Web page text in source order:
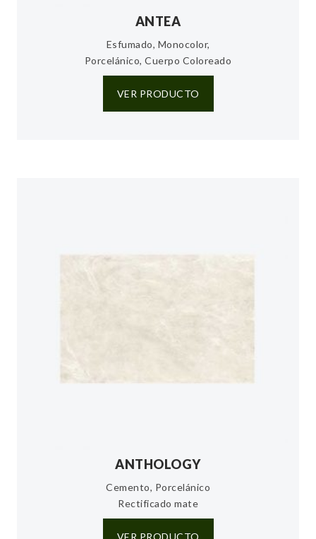
ANTEA
Esfumado, Monocolor,
Porcelánico, Cuerpo Coloreado
VER PRODUCTO
ANTHOLOGY
Cemento, Porcelánico
Rectificado mate